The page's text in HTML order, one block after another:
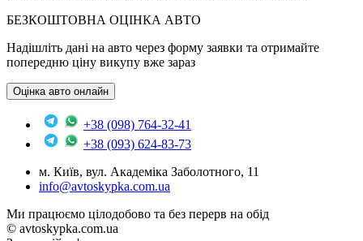
БЕЗКОШТОВНА ОЦІНКА АВТО
Надішліть дані на авто через форму заявки та отримайте
попередню ціну викупу вже зараз
Оцінка авто онлайн
+38 (098) 764-32-41
+38 (093) 624-83-73
м. Київ, вул. Академіка Заболотного, 11
info@avtoskypka.com.ua
Ми працюємо цілодобово та без перерв на обід
© avtoskypka.com.ua